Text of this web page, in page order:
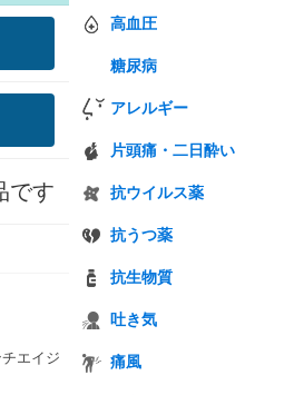
です
エイジ
高血圧
糖尿病
アレルギー
片頭痛・二日酔い
抗ウイルス薬
抗うつ薬
抗生物質
吐き気
痛風